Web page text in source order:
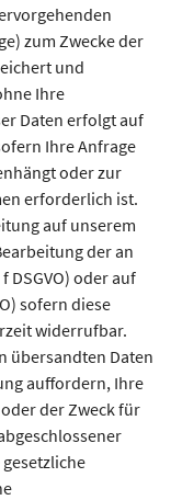
zum Zwecke der
und
Ihre
Daten erfolgt auf
Ihre Anfrage
oder zur
erforderlich ist.
auf unserem
der an
DSGVO) oder auf
sofern diese
widerrufbar.
übersandten Daten
auffordern, Ihre
der Zweck für